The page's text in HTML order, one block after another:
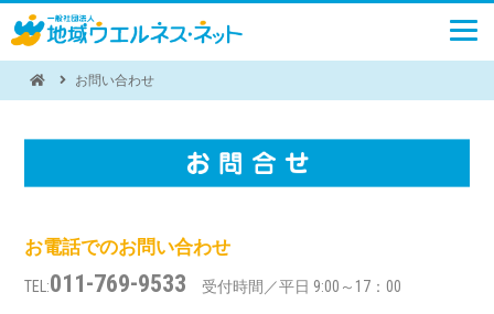
お問い合わせ
お電話でのお問い合わせ
TEL:011-769-9533 受付時間／平日 9:00～17：00